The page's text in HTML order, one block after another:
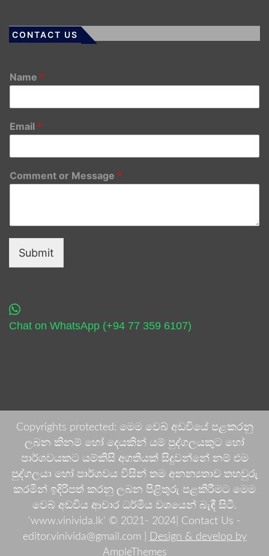
CONTACT US
Name *
Email *
Comment or Message *
Submit
Chat on WhatsApp (+94 77 359 6107)
Copyrights protected: මෙම වෙබ් අඩවියේ පළකරනු
ලබන කිනම් හෝ දෙයකින් යම් පුද්ගලයකුට හෝ
පාර්ශවයකට යම්කිසි අගතියක් සිදුවන්නේ නම් එම
පුද්ගලයා හෝ පාර්ශවය විසින් තම අනන්‍යතාව තහවුරු
කරමින් ඉදිරිපත් කරනු ලබන පිළිතුරු පළකිරීමට මෙම
වෙබ් අඩවිය ආචාර ධර්මීය වශයෙන් බැඳී සිටී.
'www.vinivida.lk' © 2021- 2024| Contact Us -
editor.vinivida@gmail.com |
Design & develop by
AmpleThemes